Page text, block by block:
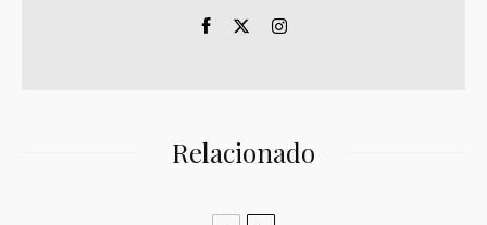
Relacionado